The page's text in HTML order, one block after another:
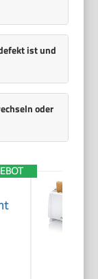
ist und
oder